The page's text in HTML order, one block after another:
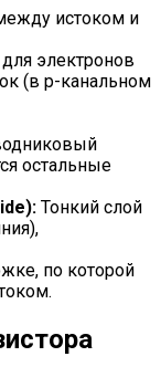
истоком и
электронов
(в p-канальном
остальные
Тонкий слой
по которой